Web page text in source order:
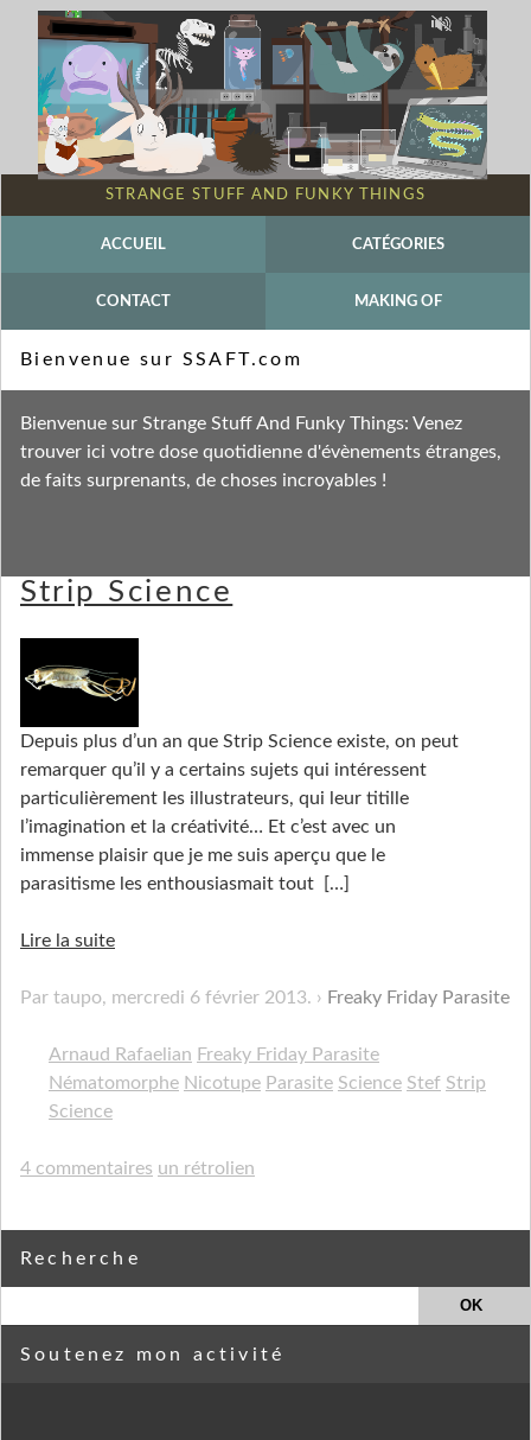
STRANGE STUFF AND FUNKY THINGS
ACCUEIL CATÉGORIES
CONTACT MAKING OF
Fil des commentaires
Strip Science
Depuis plus d’un an que Strip Science existe, on peut
remarquer qu’il y a certains sujets qui intéressent
particulièrement les illustrateurs, qui leur titille
l’imagination et la créativité… Et c’est avec un
immense plaisir que je me suis aperçu que le
parasitisme les enthousiasmait tout
[…]
Lire la suite
Par taupo, mercredi 6 février 2013. Freaky Friday Parasite
Arnaud Rafaelian Freaky Friday Parasite
Nématomorphe Nicotupe Parasite Science Stef Strip
Science
4 commentaires un rétrolien
Bienvenue sur SSAFT.com
Bienvenue sur Strange Stuff And Funky Things: Venez
trouver ici votre dose quotidienne d'évènements étranges,
de faits surprenants, de choses incroyables !
Recherche
Soutenez mon activité